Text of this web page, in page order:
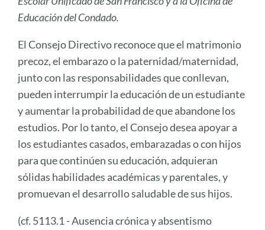
Educación del Condado.
El Consejo Directivo reconoce que el matrimonio
precoz, el embarazo o la paternidad/maternidad,
junto con las responsabilidades que conllevan,
pueden interrumpir la educación de un estudiante
y aumentar la probabilidad de que abandone los
estudios. Por lo tanto, el Consejo desea apoyar a
los estudiantes casados, embarazadas o con hijos
para que continúen su educación, adquieran
sólidas habilidades académicas y parentales, y
promuevan el desarrollo saludable de sus hijos.
(cf. 5113.1 - Ausencia crónica y absentismo